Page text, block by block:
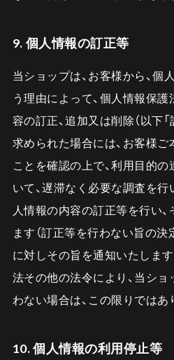
9. 個人情報の訂正等
当ショップは、お客様から、個
う理由によって、個人情報保
容の訂正、追加又は削除（以下「
求められた場合には、お客様
ことを確認の上で、利用目的
いて、遅滞なく必要な調査を行
人情報の内容の訂正等を行い
ます（訂正等を行わない旨の決
に対しその旨を通知いたします
法その他の法令により、当シ
わない場合は、この限りではあ
10. 個人情報の利用停止等